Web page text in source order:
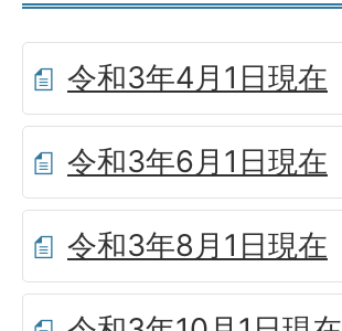
令和3年4月1日現在
令和3年6月1日現在
令和3年8月1日現在